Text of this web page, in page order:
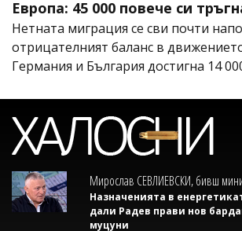
Европа: 45 000 повече си
Нетната миграция се сви почти
отрицателният баланс в
Германия и България достигна 14
Мирослав СЕВЛИЕВСКИ, бивш
Назначенията в
дали Радев прави нов
муцуни